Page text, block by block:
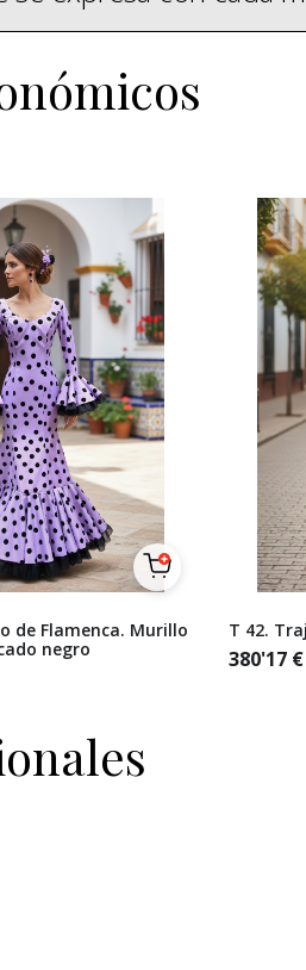
de Flamenca. Murillo
negro
T 42.
380'17 €